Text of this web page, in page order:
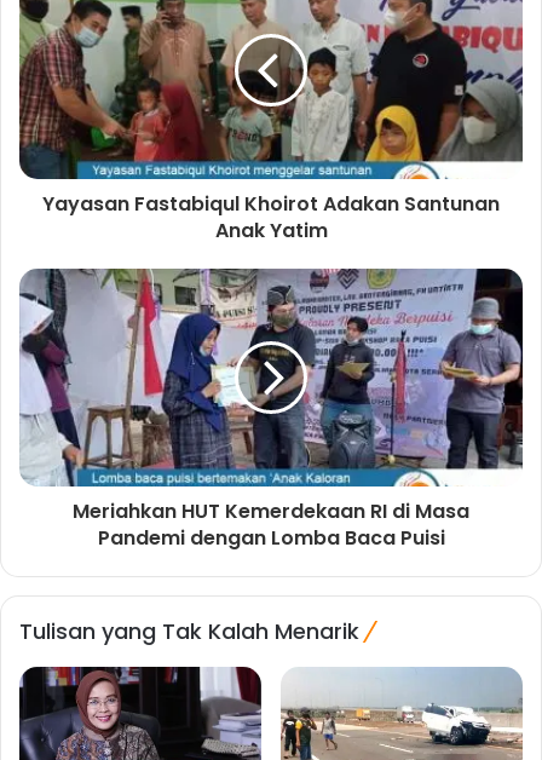
t
e
b
o
k
e
r
g
r
a
m
Yayasan Fastabiqul Khoirot Adakan Santunan
Anak Yatim
Meriahkan HUT Kemerdekaan RI di Masa
Pandemi dengan Lomba Baca Puisi
Tulisan yang Tak Kalah Menarik